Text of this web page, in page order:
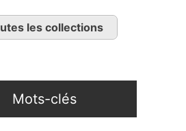
les collections
Mots-clés